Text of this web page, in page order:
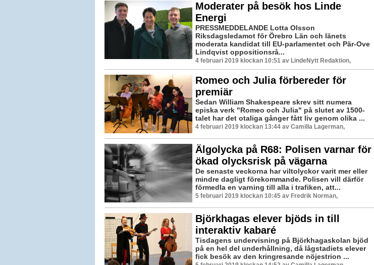
Moderater på besök hos Linde
Energi
PRESSMEDDELANDE Lotta Olsson
Riksdagsledamot för Örebro Län och länets
moderata kandidat till EU-parlamentet och Pär-Ove
Lindqvist oppositionsrå...
4 februari 2019 klockan 10:51 av LindeNytt Redaktion,
Romeo och Julia förbereder för
premiär
Sedan William Shakespeare skrev sitt numera
episka verk "Romeo och Julia" på slutet av 1500-
talet har det otaliga gånger fått liv genom olika ...
4 februari 2019 klockan 13:44 av Camilla Lagerman,
Älgolycka på R68: Polisen varnar för
ökad olycksrisk på vägarna
De senaste veckorna har viltolyckor varit mer eller
mindre dagligt förekommande. Polisen vill därför
förmedla en varning till alla i trafiken, att...
5 februari 2019 klockan 10:45 av Fredrik Norman,
Björkhagas elever bjöds in till
interaktiv kabaré
Tisdagens undervisning på Björkhagaskolan bjöd
på en hel del underhållning, då lågstadiets elever
fick besök av den kringresande nöjestrion ...